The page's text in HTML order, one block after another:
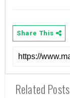
Share This
Related Posts